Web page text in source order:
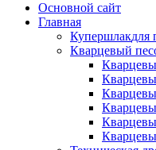
Основной сайт
Главная
Купершлакдля
Кварцевый